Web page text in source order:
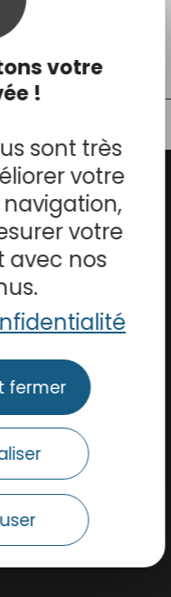
votre
!
sont très
votre
votre
nos
fermer
COLLECTION